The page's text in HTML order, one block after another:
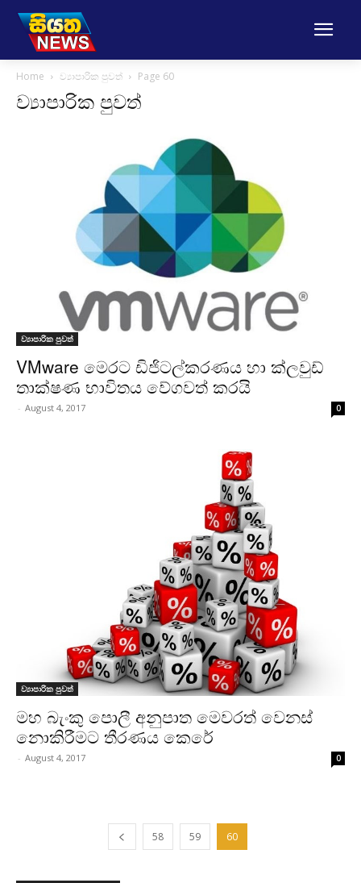
Home ව්‍යාපාරික පුවත් Page 60
ව්‍යාපාරික පුවත්
ව්‍යාපාරික පුවත්
VMware මෙරට ඩිජි­ට­ල්ක­ර­ණය හා ක්ලවුඩ්
තාක්ෂණ භාවි­තය වේගවත් කරයි
- August 4, 2017 0
ව්‍යාපාරික පුවත්
මහ බැංකු පොලී අනුපාත මෙවරත් වෙනස්
නොකිරීමට තීරණය කෙරේ
- August 4, 2017 0
58 59 60